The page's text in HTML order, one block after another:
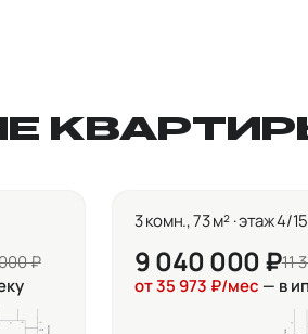
₽
3 комн., 73 м² · этаж 4/15
9 040 000 ₽11
от 35 973 ₽/мес — в